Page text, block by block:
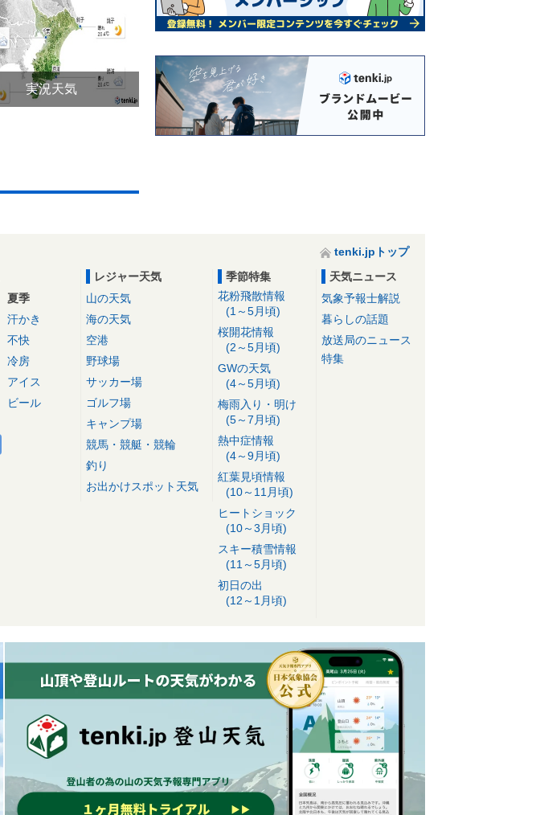
実況天気
tenki.jpトップ
夏季
汗かき
不快
冷房
アイス
ビール
レジャー天気
山の天気
海の天気
空港
野球場
サッカー場
ゴルフ場
キャンプ場
競馬・競艇・競輪
釣り
お出かけスポット天気
季節特集
花粉飛散情報
(1～5月頃)
桜開花情報
(2～5月頃)
GWの天気
(4～5月頃)
梅雨入り・明け
(5～7月頃)
熱中症情報
(4～9月頃)
紅葉見頃情報
(10～11月頃)
ヒートショック
(10～3月頃)
スキー積雪情報
(11～5月頃)
初日の出
(12～1月頃)
天気ニュース
気象予報士解説
暮らしの話題
放送局のニュース
特集